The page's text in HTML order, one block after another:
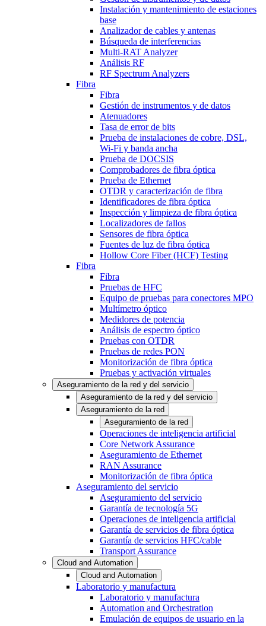
Instalación y mantenimiento de estaciones
base
Analizador de cables y antenas
Búsqueda de interferencias
Multi-RAT Analyzer
Análisis RF
RF Spectrum Analyzers
Fibra
Fibra
Gestión de instrumentos y de datos
Atenuadores
Tasa de error de bits
Prueba de instalaciones de cobre, DSL,
Wi-Fi y banda ancha
Prueba de DOCSIS
Comprobadores de fibra óptica
Prueba de Ethernet
OTDR y caracterización de fibra
Identificadores de fibra óptica
Inspección y limpieza de fibra óptica
Localizadores de fallos
Sensores de fibra óptica
Fuentes de luz de fibra óptica
Hollow Core Fiber (HCF) Testing
Fibra
Fibra
Pruebas de HFC
Equipo de pruebas para conectores MPO
Multímetro óptico
Medidores de potencia
Análisis de espectro óptico
Pruebas con OTDR
Pruebas de redes PON
Monitorización de fibra óptica
Pruebas y activación virtuales
Aseguramiento de la red y del servicio
Aseguramiento de la red y del servicio
Aseguramiento de la red
Aseguramiento de la red
Operaciones de inteligencia artificial
Core Network Assurance
Aseguramiento de Ethernet
RAN Assurance
Monitorización de fibra óptica
Aseguramiento del servicio
Aseguramiento del servicio
Garantía de tecnología 5G
Operaciones de inteligencia artificial
Garantía de servicios de fibra óptica
Garantía de servicios HFC/cable
Transport Assurance
Cloud and Automation
Cloud and Automation
Laboratorio y manufactura
Laboratorio y manufactura
Automation and Orchestration
Emulación de equipos de usuario en la